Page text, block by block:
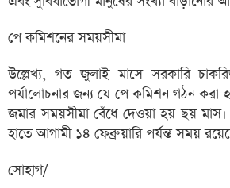
পে কমিশনের সময়সীমা
উল্লেখ্য, গত জুলাই মাসে সরকারি
পর্যালোচনার জন্য যে পে কমিশন গঠন করা
জমার সময়সীমা বেঁধে দেওয়া হয় ছয়
হাতে আগামী ১৪ ফেব্রুয়ারি পর্যন্ত সময়
সোহাগ/